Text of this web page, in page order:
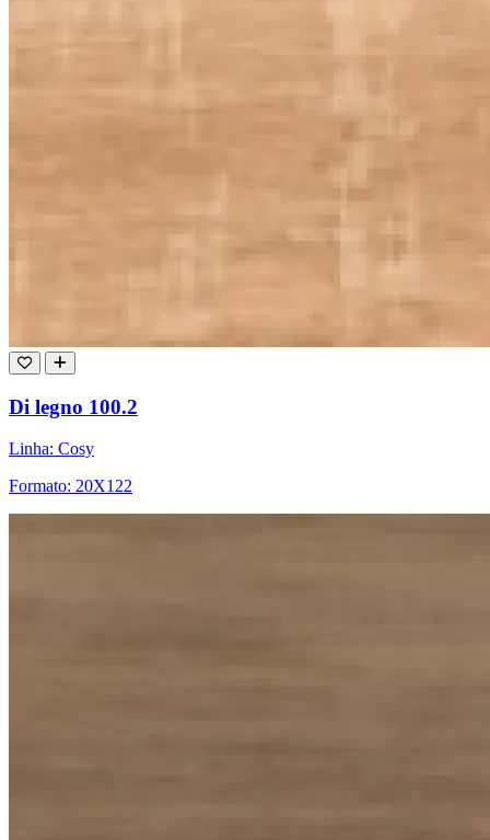
Di legno 100.2
Linha: Cosy
Formato: 20X122